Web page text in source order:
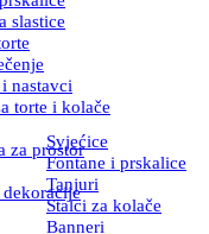
slastice
nastavci
torte i kolače
za prostor
Svjećice
Fontane i prskalice
Tanjuri
Stalci za kolače
Banneri